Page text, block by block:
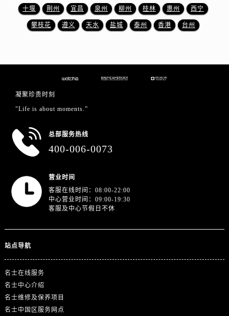
江西省上饶市信州区滨江西路名士售后服务中心（需提前预约）
十堰 荆州 宜昌 泉州 柳州 桂林 惠州 西宁
攀枝花 遵义 天水 盐城 泰州 香港 台州
凝聚珍贵时刻
"Life is about moments.”
总部服务热线
400-006-0073
营业时间
客服在线时间：08:00-22:00
中心营业时间：09:00-19:30
客服及中心节假日不休
站点导航
名士在线服务
名士中心介绍
名士维修及保养项目
名士中国区服务网点